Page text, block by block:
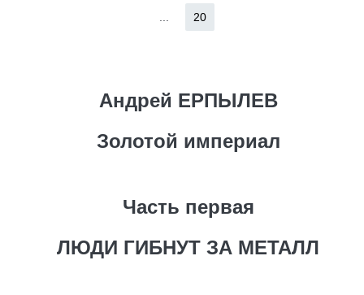
20
Андрей ЕРПЫЛЕВ
Золотой империал
Часть первая
ЛЮДИ ГИБНУТ ЗА МЕТАЛЛ